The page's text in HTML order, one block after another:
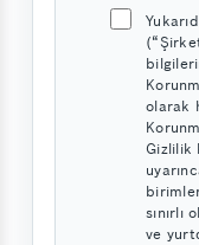
olarak
Gizlilik
sınırlı
ve